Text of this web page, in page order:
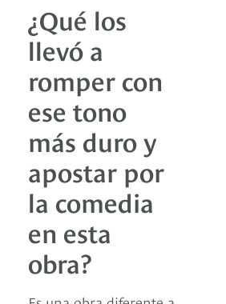
¿Qué los
llevó a
romper con
ese tono
más duro y
apostar por
la comedia
en esta
obra?